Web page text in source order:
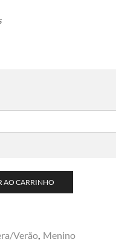
AO CARRINHO
Verão, Menino